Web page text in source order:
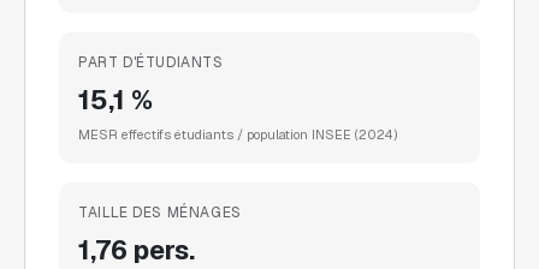
PART D'ÉTUDIANTS
15,1 %
MESR effectifs étudiants / population INSEE (2024)
TAILLE DES MÉNAGES
1,76 pers.